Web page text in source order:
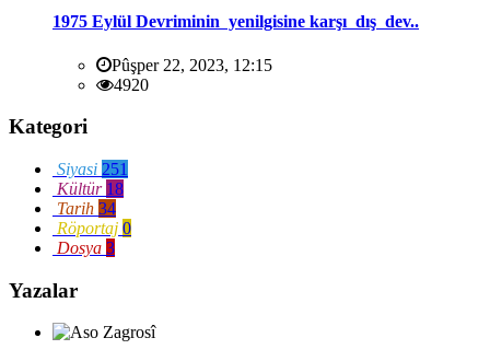
1975 Eylül Devriminin yenilgisine karşı dış dev..
Pûşper 22, 2023, 12:15
4920
Kategori
Siyasi 251
Kültür 18
Tarih 34
Röportaj 0
Dosya 3
Yazalar